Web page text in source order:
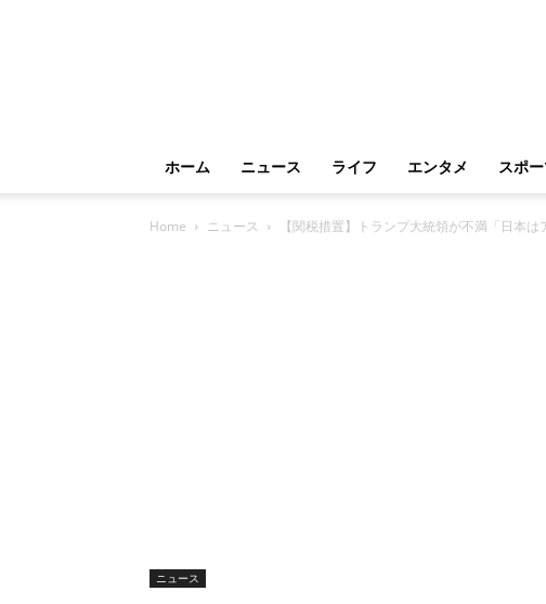
ホーム ニュース ライフ エンタメ スポ
Home ニュース 【関税措置】トランプ大統領が不満「日本
ニュース